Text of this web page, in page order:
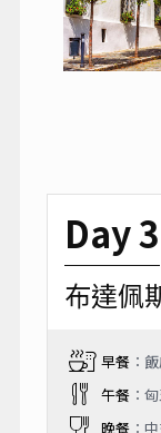
Day 3
布達佩
早餐：
午餐：
晚餐：